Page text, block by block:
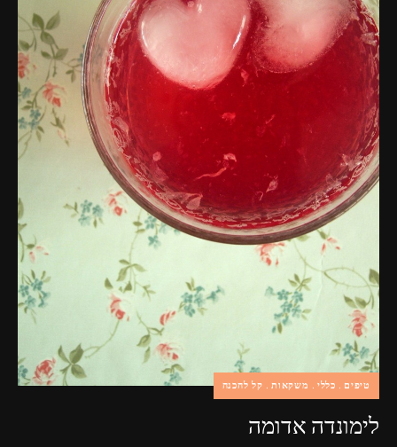
פרסומות,
מדיה
דיגיטלית
ועוד.
טיפים כללי משקאות קל להכנה
לימונדה אדומה